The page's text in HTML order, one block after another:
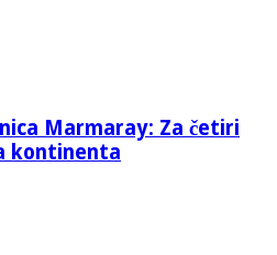
Marmaray: Za četiri
kontinenta